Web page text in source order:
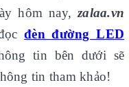
hôm nay, zalaa.vn
đèn đường LED
tin bên dưới sẽ
tin tham khảo!